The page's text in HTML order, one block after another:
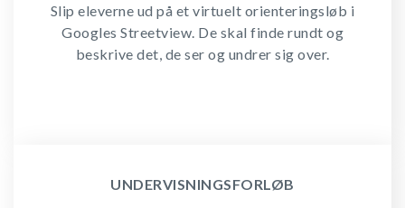
Slip eleverne ud på et virtuelt orienteringsløb i
Googles Streetview. De skal finde rundt og
beskrive det, de ser og undrer sig over.
UNDERVISNINGSFORLØB